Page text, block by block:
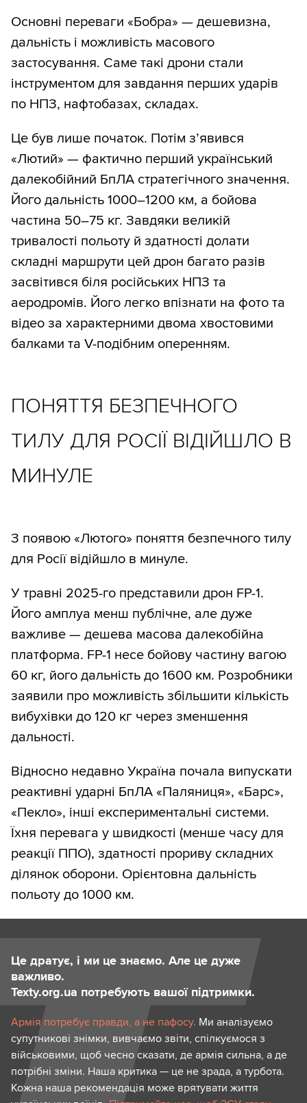
Основні переваги «Бобра» — дешевизна,
дальність і можливість масового
застосування. Саме такі дрони стали
інструментом для завдання перших ударів
по НПЗ, нафтобазах, складах.
Це був лише початок. Потім з’явився
«Лютий» — фактично перший український
далекобійний БпЛА стратегічного значення.
Його дальність 1000–1200 км, а бойова
частина 50–75 кг. Завдяки великій
тривалості польоту й здатності долати
складні маршрути цей дрон багато разів
засвітився біля російських НПЗ та
аеродромів. Його легко впізнати на фото та
відео за характерними двома хвостовими
балками та V-подібним оперенням.
ПОНЯТТЯ БЕЗПЕЧНОГО
ТИЛУ ДЛЯ РОСІЇ ВІДІЙШЛО В
МИНУЛЕ
З появою «Лютого» поняття безпечного тилу
для Росії відійшло в минуле.
У травні 2025-го представили дрон FP-1.
Його амплуа менш публічне, але дуже
важливе — дешева масова далекобійна
платформа. FP-1 несе бойову частину вагою
60 кг, його дальність до 1600 км. Розробники
заявили про можливість збільшити кількість
вибухівки до 120 кг через зменшення
дальності.
Відносно недавно Україна почала випускати
реактивні ударні БпЛА «Паляниця», «Барс»,
«Пекло», інші експериментальні системи.
Їхня перевага у швидкості (менше часу для
реакції ППО), здатності прориву складних
ділянок оборони. Орієнтовна дальність
польоту до 1000 км.
Це дратує, і ми це знаємо. Але це дуже
важливо.
Texty.org.ua потребують вашої підтримки.
Армія потребує правди, а не пафосу. Ми аналізуємо
супутникові знімки, вивчаємо звіти, спілкуємося з
військовими, щоб чесно сказати, де армія сильна, а де
потрібні зміни. Наша критика — це не зрада, а турбота.
Кожна наша рекомендація може врятувати життя